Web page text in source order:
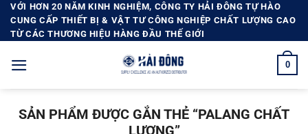
Bỏ
qua
nội
dung
VỚI HƠN 20 NĂM KINH NGHIỆM, CÔNG TY HẢI ĐÔNG TỰ HÀO
CUNG CẤP THIẾT BỊ & VẬT TƯ CÔNG NGHIỆP CHẤT LƯỢNG CAO
TỪ CÁC THƯƠNG HIỆU HÀNG ĐẦU THẾ GIỚI
0
SẢN PHẨM ĐƯỢC GẮN THẺ “PALANG CHẤT
LƯỢNG”